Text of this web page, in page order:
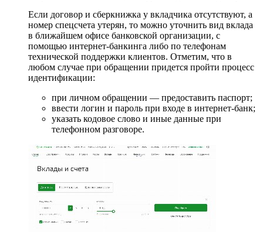
Если договор и сберкнижка у вкладчика отсутствуют, а
номер спецсчета утерян, то можно уточнить вид вклада
в ближайшем офисе банковской организации, с
помощью интернет-банкинга либо по телефонам
технической поддержки клиентов. Отметим, что в
любом случае при обращении придется пройти процесс
идентификации:
при личном обращении — предоставить паспорт;
ввести логин и пароль при входе в интернет-банк;
указать кодовое слово и иные данные при
телефонном разговоре.